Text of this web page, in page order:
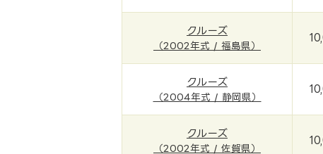
クルーズ
（2002年式 / 福島県）
クルーズ
（2004年式 / 静岡県）
クルーズ
（2002年式 / 佐賀県）